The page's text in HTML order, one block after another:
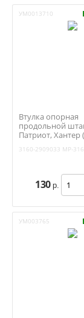
УМ0013710
Втулка опорная
продольной
Патриот, Хантер
3160-2909033 MP-
130 р.
УМ003765